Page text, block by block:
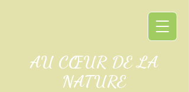
AU CŒUR DE LA
NATURE